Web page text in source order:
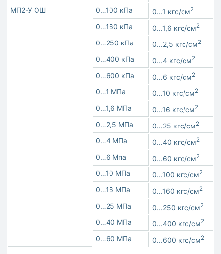
МП2-У ОШ 0…100 кПа 0...1 кгс/см2
0…160 кПа 0...1,6 кгс/см2
0…250 кПа 0...2,5 кгс/см2
0…400 кПа 0...4 кгс/см2
0…600 кПа 0...6 кгс/см2
0…1 МПа 0...10 кгс/см2
0…1,6 МПа 0...16 кгс/см2
0…2,5 МПа 0...25 кгс/см2
0…4 МПа 0...40 кгс/см2
0…6 Мпа 0...60 кгс/см2
0…10 МПа 0...100 кгс/см2
0…16 МПа 0...160 кгс/см2
0…25 МПа 0...250 кгс/см2
0…40 МПа 0...400 кгс/см2
0…60 МПа 0...600 кгс/см2